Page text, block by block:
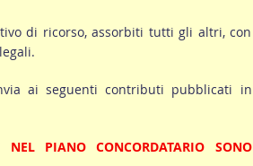
di ricorso, assorbiti tutti gli altri, con
ai seguenti contributi pubblicati in
PIANO CONCORDATARIO SONO